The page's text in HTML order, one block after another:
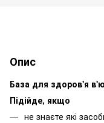
Опис
База для здоров'я
Підійде, якщо
не знаєте які